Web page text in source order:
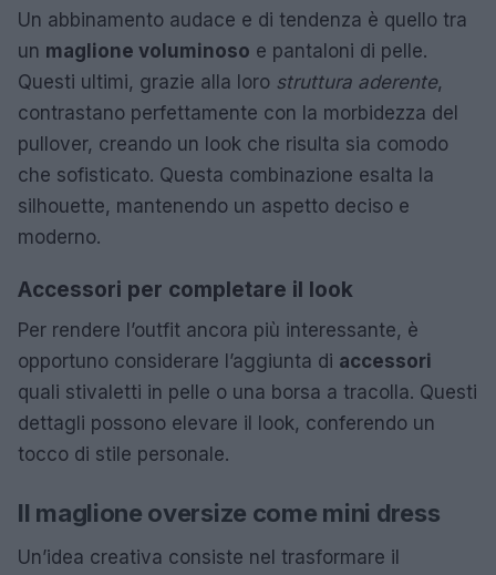
Un abbinamento audace e di tendenza è quello tra
un maglione voluminoso e pantaloni di pelle.
Questi ultimi, grazie alla loro struttura aderente,
contrastano perfettamente con la morbidezza del
pullover, creando un look che risulta sia comodo
che sofisticato. Questa combinazione esalta la
silhouette, mantenendo un aspetto deciso e
moderno.
Accessori per completare il look
Per rendere l’outfit ancora più interessante, è
opportuno considerare l’aggiunta di accessori
quali stivaletti in pelle o una borsa a tracolla. Questi
dettagli possono elevare il look, conferendo un
tocco di stile personale.
Il maglione oversize come mini dress
Un’idea creativa consiste nel trasformare il